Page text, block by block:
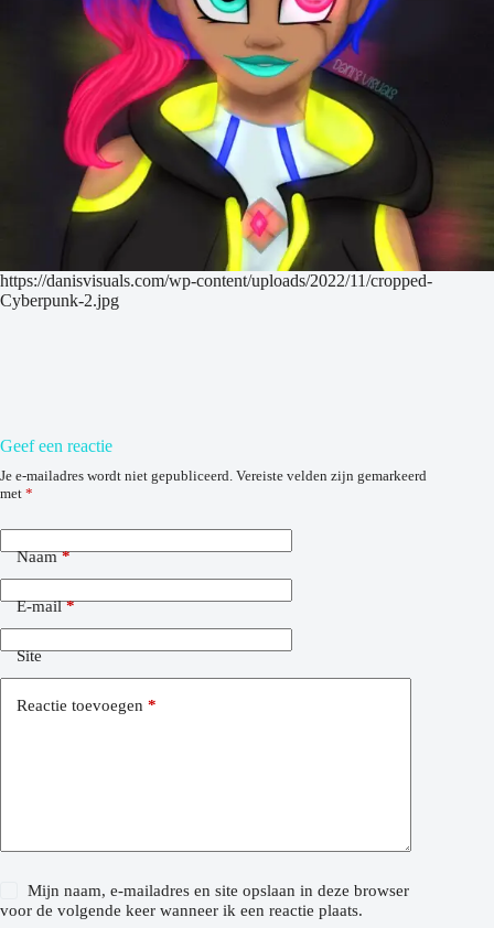
https://danisvisuals.com/wp-content/uploads/2022/11/cropped-
Cyberpunk-2.jpg
Geef een reactie
Je e-mailadres wordt niet gepubliceerd. Vereiste velden zijn gemarkeerd
met *
Naam*
E-mail*
Site
Reactie toevoegen *
Mijn naam, e-mailadres en site opslaan in deze browser
voor de volgende keer wanneer ik een reactie plaats.